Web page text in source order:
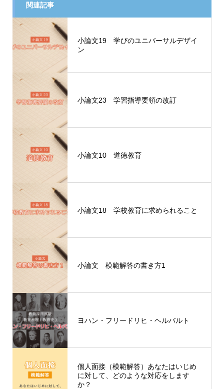
関連記事
小論文19 学びのユニバーサルデザイ
ン
小論文23 学習指導要領の改訂
小論文10 道徳教育
小論文18 学校教育に求められること
小論文 模範解答の書き方1
ヨハン・フリードリヒ・ヘルバルト
個人面接（模範解答）あなたはいじめ
に対して、どのような対応をします
か？